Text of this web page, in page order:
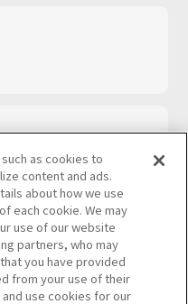
ポリシー
as cookies to
content and ads.
about how we use
each cookie. We may
use of our website
partners, who may
you have provided
from your use of their
use cookies for our